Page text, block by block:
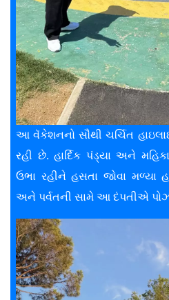
આ વૅકેશનનો સૌથી ચર્ચિત
રહી છે. હાર્દિક પંડ્યા અને
ઉભા રહીને હસતા જોવા મળ્યા
અને પર્વતની સામે આ દંપતીએ